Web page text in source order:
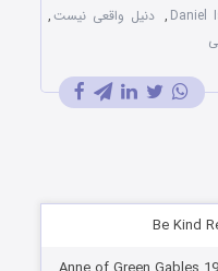
, دنیل واقعی نیست,